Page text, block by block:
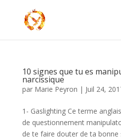
10 signes que tu es
narcissique
par Marie Peyron | Juil 24,
1- Gaslighting Ce terme
de questionnement
de te faire douter de ta bonne